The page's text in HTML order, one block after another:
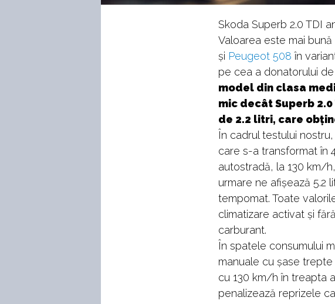
Skoda Superb 2.0 TDI
Valoarea este mai
și Peugeot 508 în
pe cea a donatorului
model din clasa
mic decât Superb
de 2.2 litri, care
În cadrul testului
care s-a transformat în
autostradă, la 130 km/
urmare ne afișează 5.2
tempomat. Toate
climatizare activat și
carburant.
În spatele consumului
manuale cu șase
cu 130 km/h în treapta
penalizează reprizele